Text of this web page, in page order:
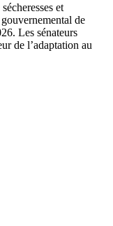
et
de
Les sénateurs
de l’adaptation au